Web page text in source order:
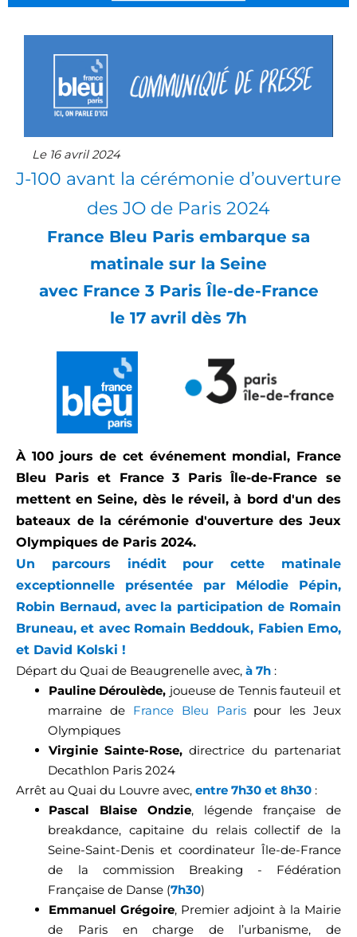
Le 16 avril 2024
J-100 avant la cérémonie d’ouverture
des JO de Paris 2024
France Bleu Paris embarque sa
matinale sur la Seine
avec France 3 Paris Île-de-France
le 17 avril dès 7h
À100 jours de cet événement mondial, France
Bleu Paris et France 3 Paris Île-de-France se
mettent en Seine, dès le réveil, à bord d'un des
bateaux de la cérémonie d'ouverture des Jeux
Olympiques de Paris 2024.
Un parcours inédit pour cette matinale
exceptionnelle présentée par Mélodie Pépin,
Robin Bernaud, avec la participation de Romain
Bruneau, et avec Romain Beddouk, Fabien Emo,
et David Kolski !
Départ du Quai de Beaugrenelle avec, à 7h :
Pauline Déroulède, joueuse de Tennis fauteuil et
marraine de France Bleu Paris pour les Jeux
Olympiques
Virginie Sainte-Rose,directrice du partenariat
Decathlon Paris 2024
Arrêt au Quai du Louvre avec, entre 7h30 et 8h30 :
Pascal Blaise Ondzie, légende française de
breakdance, capitaine du relais collectif de la
Seine-Saint-Denis et coordinateur Île-de-France
de la commission Breaking - Fédération
Française de Danse (7h30)
Emmanuel Grégoire, Premier adjoint à la Mairie
de Paris en charge de l’urbanisme, de